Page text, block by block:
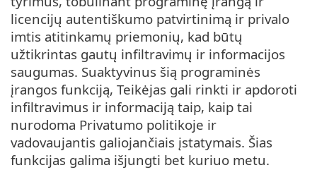
licencijų autentiškumo patvirtinimą ir privalo
imtis atitinkamų priemonių, kad būtų
užtikrintas gautų infiltravimų ir informacijos
saugumas. Suaktyvinus šią programinės
įrangos funkciją, Teikėjas gali rinkti ir apdoroti
infiltravimus ir informaciją taip, kaip tai
nurodoma Privatumo politikoje ir
vadovaujantis galiojančiais įstatymais. Šias
funkcijas galima išjungti bet kuriuo metu.